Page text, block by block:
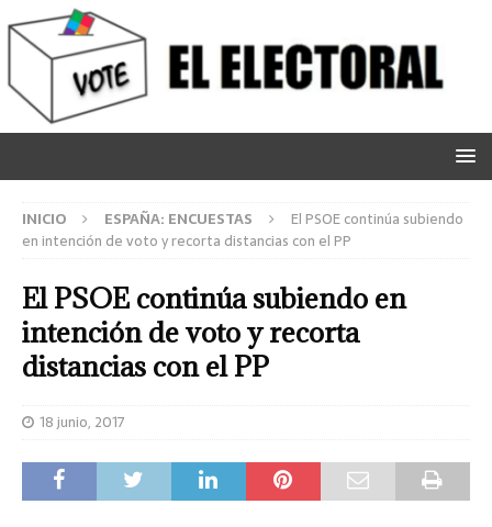
INICIO ESPAÑA: ENCUESTAS
El PSOE continúa subiendo
en intención de voto y recorta distancias con el PP
El PSOE continúa subiendo en
intención de voto y recorta
distancias con el PP
18 junio, 2017